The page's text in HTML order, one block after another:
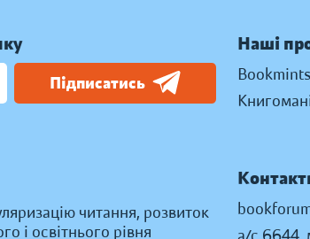
Підписатись
читання, розвиток
і освітнього рівня
Наші
Bookmints